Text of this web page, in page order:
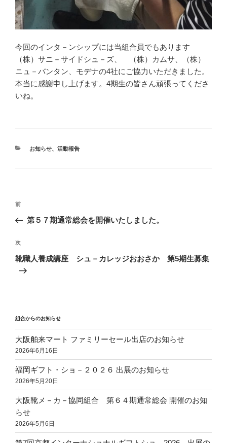
今回のインタ－ンシップには当組合員でもあります
（株）サニ－サイドシュ－ズ、 （株）カムサ、（株）
ニュ－バンタン、モデナの4社にご協力いただきました。
本当に感謝申し上げます。4期生の皆さん頑張ってくださ
いね。
カ
お知らせ、 活動報告
投
ナ
ビ
ゲ
ー
前
の
稿
前
第５７期通常総会を開催いたしました。
次
の
次
靴職人養成講座 シュ－カレッジおおさか 第5期生募集
組合からのお知らせ
大阪舶来マート ファミリーセール出店のお知らせ
2026年6月16日
福岡ギフト・ショ－２０２６ 出展のお知らせ
2026年5月20日
大阪靴メ－カ－協同組合 第６４期通常総会 開催のお知
らせ
2026年5月6日